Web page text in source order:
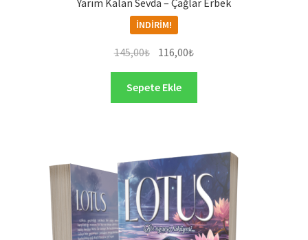
İNDIRIM!
145,00₺ Orijinal
fiyat:
145,00₺.
116,00₺Şu
andaki
116,00₺.
Sepete Ekle